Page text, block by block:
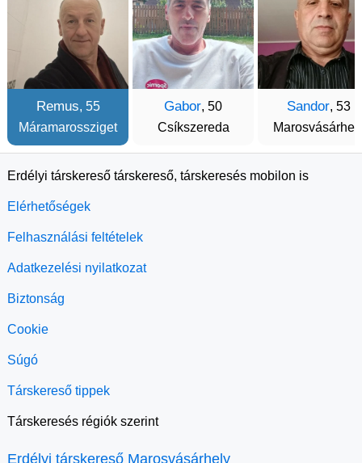
Remus, 55
Máramarossziget
Gabor, 50
Csíkszereda
Sandor, 53
Erdélyi társkereső társkereső, társkeresés mobilon is
Elérhetőségek
Felhasználási feltételek
Adatkezelési nyilatkozat
Biztonság
Cookie
Súgó
Társkereső tippek
Társkeresés régiók szerint
Erdélyi társkereső Marosvásárhely